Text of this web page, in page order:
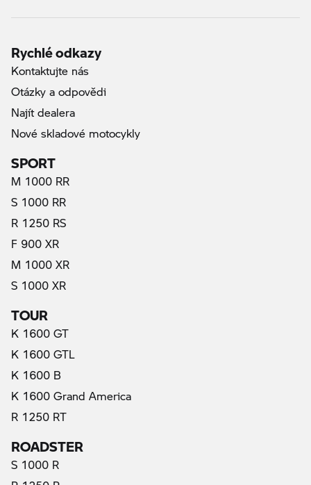
Rychlé odkazy
Kontaktujte nás
Otázky a odpovědi
Najít dealera
Nové skladové motocykly
SPORT
M 1000 RR
S 1000 RR
R 1250 RS
F 900 XR
M 1000 XR
S 1000 XR
TOUR
K 1600 GT
K 1600 GTL
K 1600 B
K 1600 Grand America
R 1250 RT
ROADSTER
S 1000 R